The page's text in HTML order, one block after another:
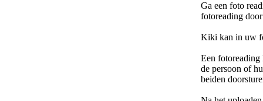
Ga een foto
fotoreading
Kiki kan in uw
Een
de persoon of
beiden